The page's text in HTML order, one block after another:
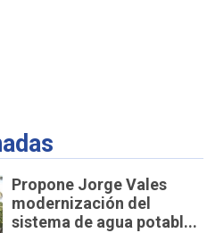
Propone Jorge Vales
modernización del
sistema de agua potabl...